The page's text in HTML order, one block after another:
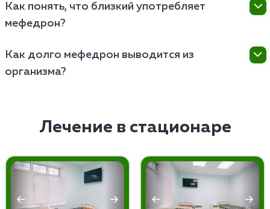
Как понять, что близкий употребляет
мефедрон?
по изменениям в поведении, нарушениям сна,
потере аппетита, а также появлению носовых
Как долго мефедрон выводится из
организма?
частоты употребления.
Лечение в стационаре